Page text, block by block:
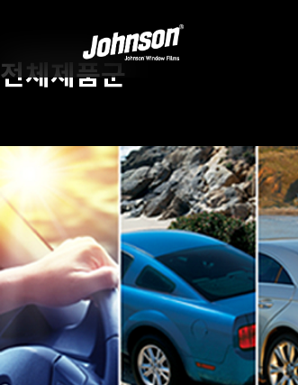
전체제품군